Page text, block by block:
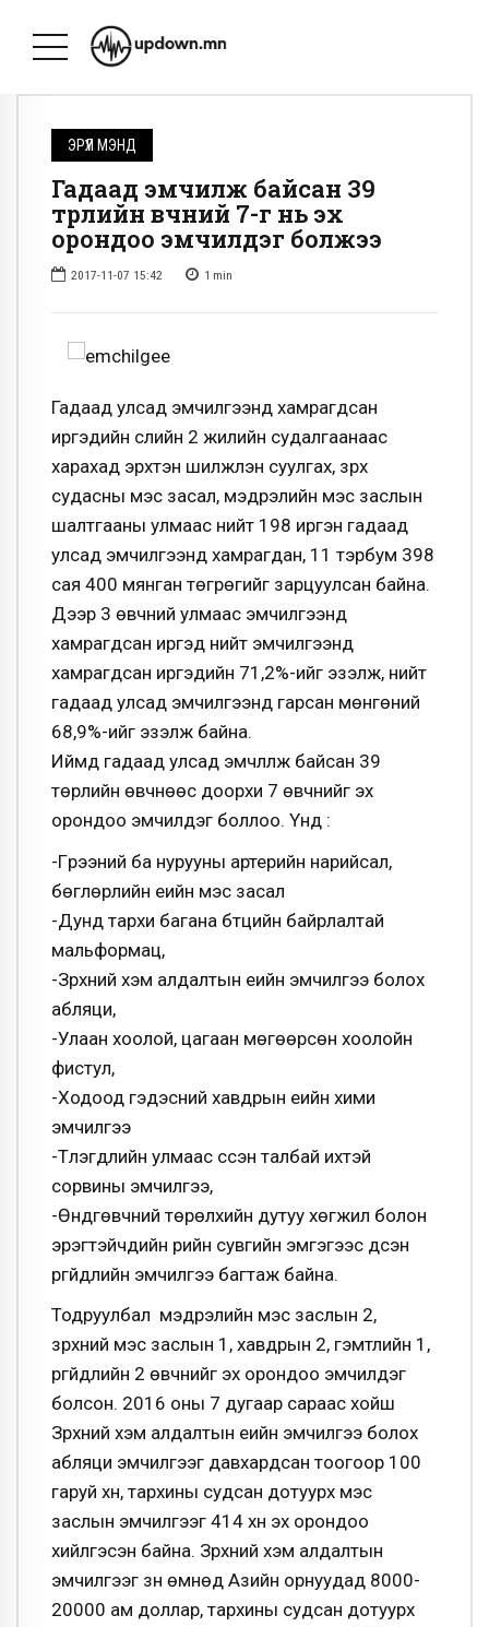
ЭРҮҮЛ МЭНД
Гадаад эмчилж байсан 39
төрлийн өвчний 7-г нь эх
орондоо эмчилдэг болжээ
2017-11-07 15:42 1 min
Гадаад улсад эмчилгээнд хамрагдсан
иргэдийн сүүлийн 2 жилийн судалгаанаас
харахад эрхтэн шилжүүлэн суулгах, зүрх
судасны мэс засал, мэдрэлийн мэс заслын
шалтгааны улмаас нийт 198 иргэн гадаад
улсад эмчилгээнд хамрагдан, 11 тэрбум 398
сая 400 мянган төгрөгийг зарцуулсан байна.
Дээр 3 өвчний улмаас эмчилгээнд
хамрагдсан иргэд нийт эмчилгээнд
хамрагдсан иргэдийн 71,2%-ийг эзэлж, нийт
гадаад улсад эмчилгээнд гарсан мөнгөний
68,9%-ийг эзэлж байна.
Иймд гадаад улсад эмчлүүлж байсан 39
төрлийн өвчнөөс доорхи 7 өвчнийг эх
орондоо эмчилдэг боллоо. Үүнд :
-Гүрээний ба нурууны артерийн нарийсал,
бөглөрлийн үеийн мэс засал
-Дунд тархи багана бүтцийн байрлалтай
мальформац,
-Зүрхний хэм алдалтын үеийн эмчилгээ болох
абляци,
-Улаан хоолой, цагаан мөгөөрсөн хоолойн
фистул,
-Ходоод гэдэсний хавдрын үеийн хими
эмчилгээ
-Түлэгдлийн улмаас үүссэн талбай ихтэй
сорвины эмчилгээ,
-Өндгөвчний төрөлхийн дутуу хөгжил болон
эрэгтэйчүүдийн үрийн сувгийн эмгэгээс үүдсэн
үргүйдлийн эмчилгээ багтаж байна.
Тодруулбал мэдрэлийн мэс заслын 2,
зүрхний мэс заслын 1, хавдрын 2, гэмтлийн 1,
үргүйдлийн 2 өвчнийг эх орондоо эмчилдэг
болсон. 2016 оны 7 дугаар сараас хойш
Зүрхний хэм алдалтын үеийн эмчилгээ болох
абляци эмчилгээг давхардсан тоогоор 100
гаруй хүн, тархины судсан дотуурх мэс
заслын эмчилгээг 414 хүн эх орондоо
хийлгэсэн байна. Зүрхний хэм алдалтын
эмчилгээг зүүн өмнөд Азийн орнуудад 8000-
20000 ам доллар, тархины судсан дотуурх